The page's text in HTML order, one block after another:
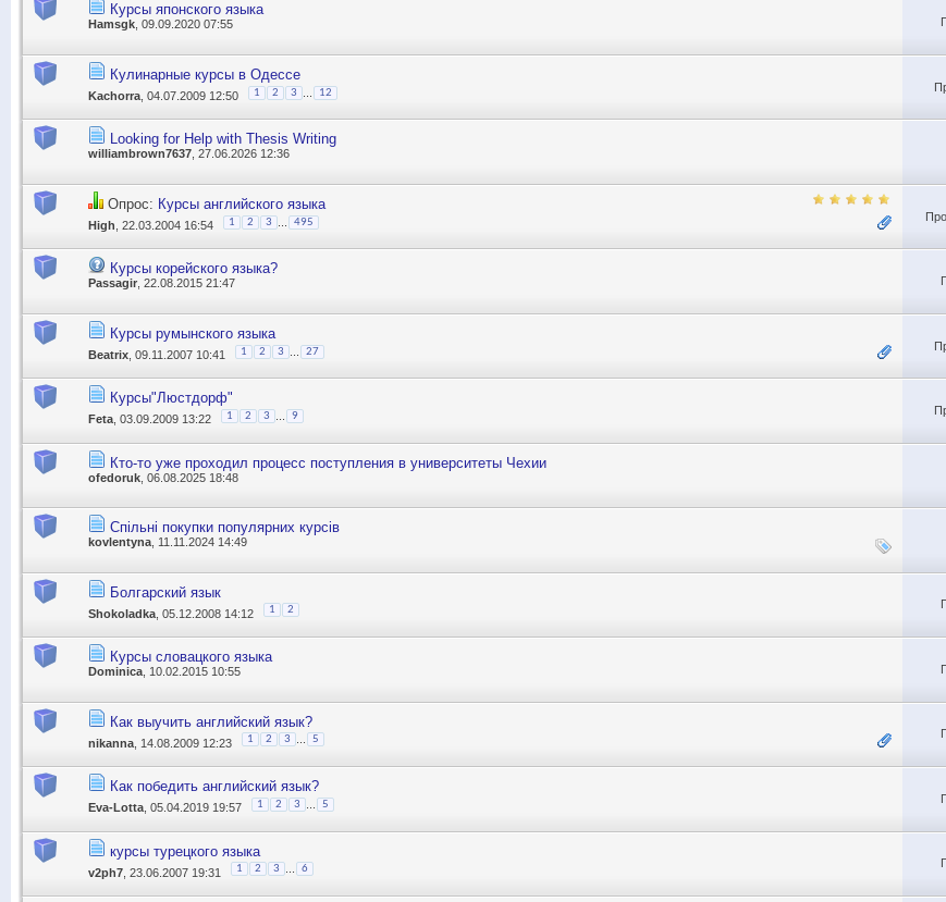
Курсы японского языка
Hamsgk, 09.09.2020 07:55
Кулинарные курсы в Одессе
Kachorra , 04.07.2009 12:50 1 2 3 12
Looking for Help with Thesis Writing
williambrown7637, 27.06.2026 12:36
Опрос: Курсы английского языка
High , 22.03.2004 16:54 1 2 3 495
Курсы корейского языка?
Passagir , 22.08.2015 21:47
Курсы румынского языка
Beatrix , 09.11.2007 10:41 1 2 3 27
Курсы"Люстдорф"
Feta , 03.09.2009 13:22 1 2 3 9
Кто-то уже проходил процесс поступления в университеты Чехии
ofedoruk , 06.08.2025 18:48
Спільні покупки популярних курсів
kovlentyna , 11.11.2024 14:49
Болгарский язык
Shokoladka , 05.12.2008 14:12 1 2
Курсы словацкого языка
Dominica , 10.02.2015 10:55
Как выучить английский язык?
nikanna , 14.08.2009 12:23 1 2 3 5
Как победить английский язык?
Eva-Lotta , 05.04.2019 19:57 1 2 3 5
курсы турецкого языка
v2ph7 , 23.06.2007 19:31 1 2 3 6